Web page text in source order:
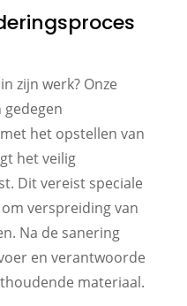
zijn werk? Onze
gedegen
het opstellen van
het veilig
Dit vereist speciale
verspreiding van
Na de sanering
en verantwoorde
materiaal.